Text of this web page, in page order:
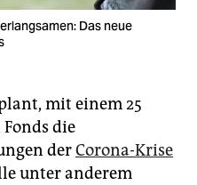
Das neue
mit einem 25
die
derCorona-Krise
unter anderem